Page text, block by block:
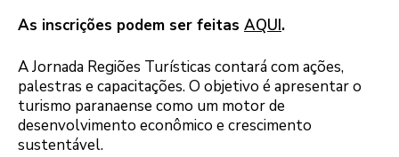
As inscrições podem ser feitas AQUI.
A Jornada Regiões Turísticas contará com ações,
palestras e capacitações. O objetivo é apresentar o
turismo paranaense como um motor de
desenvolvimento econômico e crescimento
sustentável.